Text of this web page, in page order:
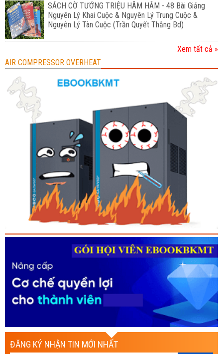
SÁCH CỜ TƯỚNG TRIỆU HÂM HÂM - 48 Bài Giảng
Nguyên Lý Khai Cuộc & Nguyên Lý Trung Cuộc &
Nguyên Lý Tàn Cuộc (Trần Quyết Thắng Bd)
Xem tất cả »
AIR COMPRESSOR OVERHEAT
ĐĂNG KÝ NHẬN TIN MỚI NHẤT